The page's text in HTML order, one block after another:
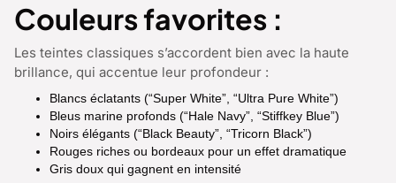
Couleurs favorites :
Les teintes classiques s’accordent bien avec la haute
brillance, qui accentue leur profondeur :
Blancs éclatants (“Super White”, “Ultra Pure White”)
Bleus marine profonds (“Hale Navy”, “Stiffkey Blue”)
Noirs élégants (“Black Beauty”, “Tricorn Black”)
Rouges riches ou bordeaux pour un effet dramatique
Gris doux qui gagnent en intensité